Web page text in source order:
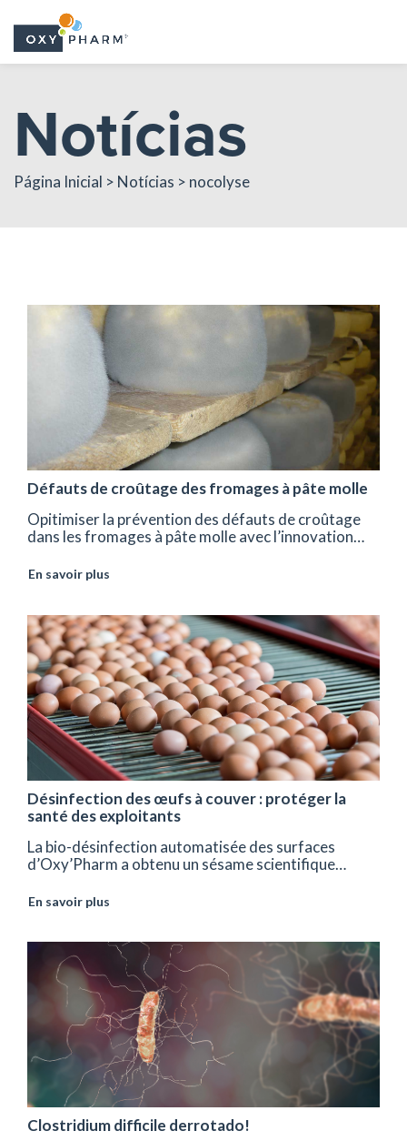
content
Notícias
Página Inicial > Notícias > nocolyse
Défauts de croûtage des fromages à pâte molle
Opitimiser la prévention des défauts de croûtage
dans les fromages à pâte molle avec l’innovation…
En savoir plus
Désinfection des œufs à couver : protéger la
santé des exploitants
La bio-désinfection automatisée des surfaces
d’Oxy’Pharm a obtenu un sésame scientifique…
En savoir plus
Clostridium difficile derrotado!